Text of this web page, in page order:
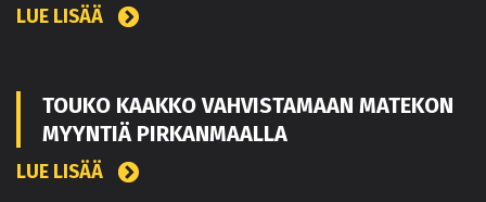
LUE LISÄÄ
TOUKO KAAKKO VAHVISTAMAAN MATEKON
MYYNTIÄ PIRKANMAALLA
LUE LISÄÄ